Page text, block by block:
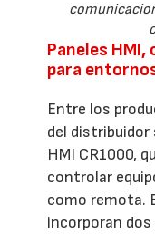
Paneles
para
Entre los
del distribuidor
HMI CR1000,
controlar
como remota.
incorporan